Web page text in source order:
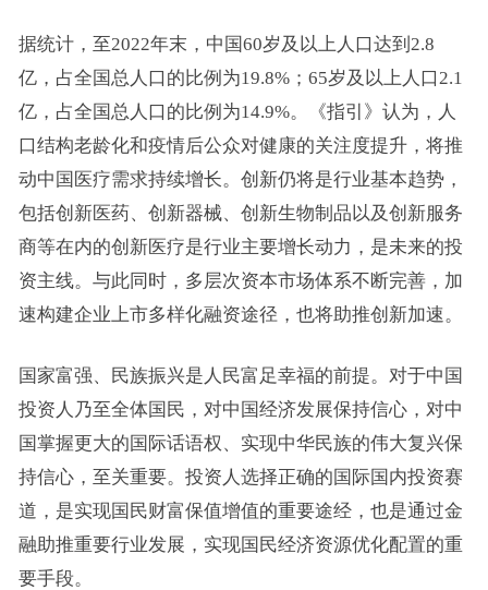
据统计，至2022年末，中国60岁及以上人口达到2.8
亿，占全国总人口的比例为19.8%；65岁及以上人口2.1
亿，占全国总人口的比例为14.9%。《指引》认为，人
口结构老龄化和疫情后公众对健康的关注度提升，将推
动中国医疗需求持续增长。创新仍将是行业基本趋势，
包括创新医药、创新器械、创新生物制品以及创新服务
商等在内的创新医疗是行业主要增长动力，是未来的投
资主线。与此同时，多层次资本市场体系不断完善，加
速构建企业上市多样化融资途径，也将助推创新加速。
国家富强、民族振兴是人民富足幸福的前提。对于中国
投资人乃至全体国民，对中国经济发展保持信心，对中
国掌握更大的国际话语权、实现中华民族的伟大复兴保
持信心，至关重要。投资人选择正确的国际国内投资赛
道，是实现国民财富保值增值的重要途经，也是通过金
融助推重要行业发展，实现国民经济资源优化配置的重
要手段。